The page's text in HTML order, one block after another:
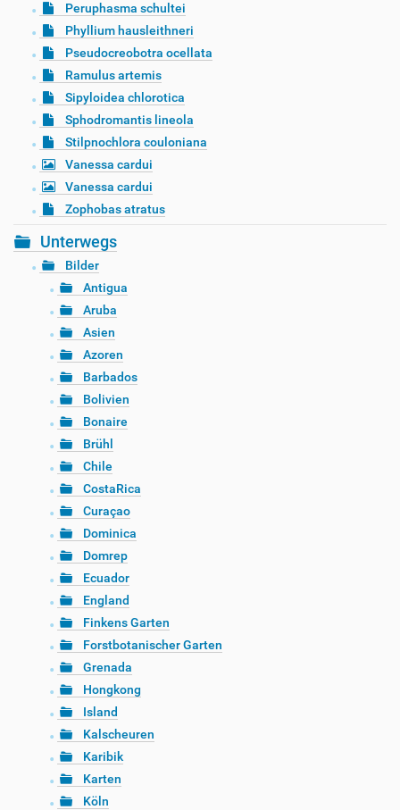
Peruphasma schultei
Phyllium hausleithneri
Pseudocreobotra ocellata
Ramulus artemis
Sipyloidea chlorotica
Sphodromantis lineola
Stilpnochlora couloniana
Vanessa cardui
Vanessa cardui
Zophobas atratus
Unterwegs
Bilder
Antigua
Aruba
Asien
Azoren
Barbados
Bolivien
Bonaire
Brühl
Chile
CostaRica
Curaçao
Dominica
Domrep
Ecuador
England
Finkens Garten
Forstbotanischer Garten
Grenada
Hongkong
Island
Kalscheuren
Karibik
Karten
Köln